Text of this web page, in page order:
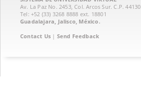
Av. La Paz No. 2453, Col. Arcos Sur. C.P. 44130
Tel: +52 (33) 3268 8888‏ ext. 18801
Guadalajara, Jalisco, México.
Contact Us | Send Feedback